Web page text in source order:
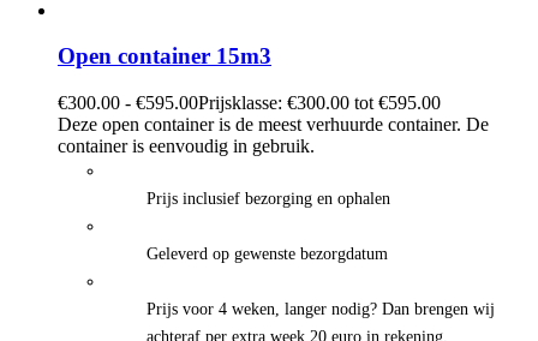
Open container 15m3
€300.00 - €595.00Prijsklasse: €300.00 tot €595.00
Deze open container is de meest verhuurde container. De
container is eenvoudig in gebruik.
Prijs inclusief bezorging en ophalen
Geleverd op gewenste bezorgdatum
Prijs voor 4 weken, langer nodig? Dan brengen wij
achteraf per extra week 20 euro in rekening.